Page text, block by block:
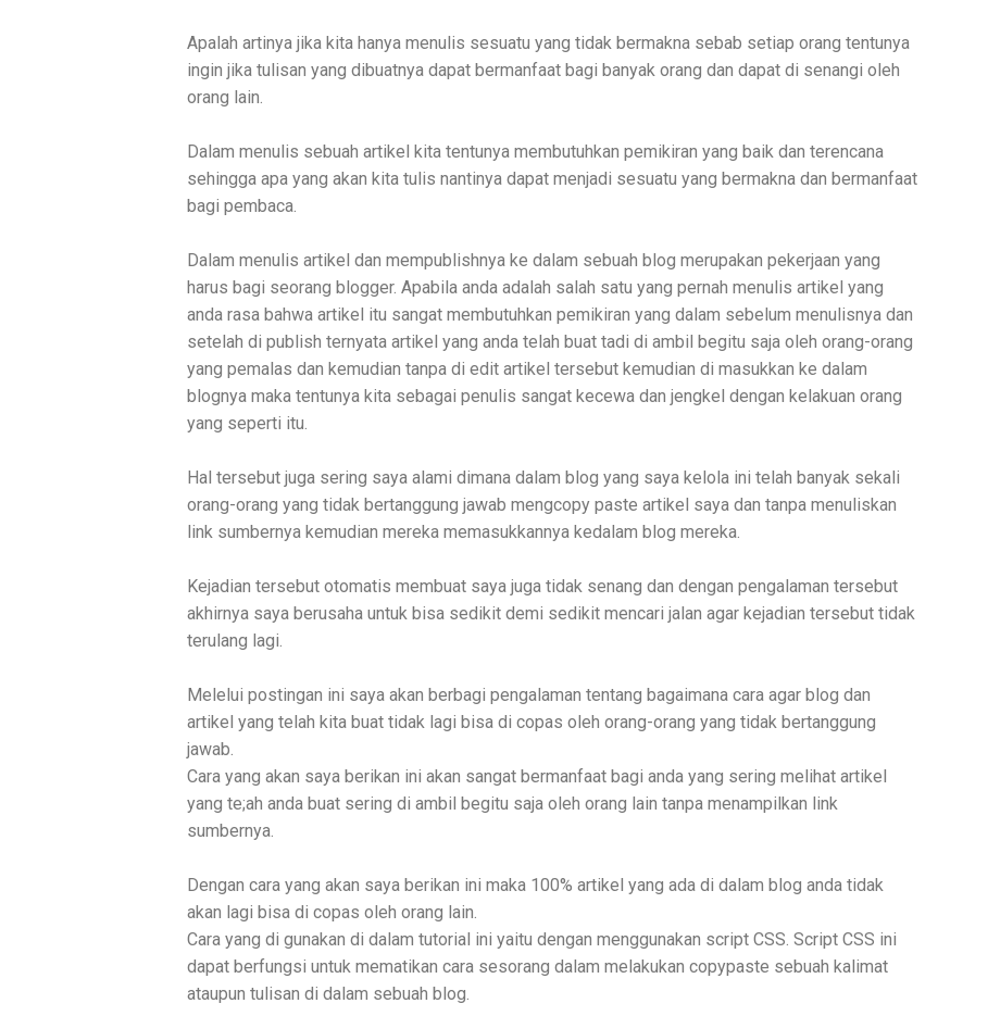
Apalah artinya jika kita hanya menulis sesuatu yang tidak bermakna sebab setiap orang tentunya
ingin jika tulisan yang dibuatnya dapat bermanfaat bagi banyak orang dan dapat di senangi oleh
orang lain.
Dalam menulis sebuah artikel kita tentunya membutuhkan pemikiran yang baik dan terencana
sehingga apa yang akan kita tulis nantinya dapat menjadi sesuatu yang bermakna dan bermanfaat
bagi pembaca.
Dalam menulis artikel dan mempublishnya ke dalam sebuah blog merupakan pekerjaan yang
harus bagi seorang blogger. Apabila anda adalah salah satu yang pernah menulis artikel yang
anda rasa bahwa artikel itu sangat membutuhkan pemikiran yang dalam sebelum menulisnya dan
setelah di publish ternyata artikel yang anda telah buat tadi di ambil begitu saja oleh orang-orang
yang pemalas dan kemudian tanpa di edit artikel tersebut kemudian di masukkan ke dalam
blognya maka tentunya kita sebagai penulis sangat kecewa dan jengkel dengan kelakuan orang
yang seperti itu.
Hal tersebut juga sering saya alami dimana dalam blog yang saya kelola ini telah banyak sekali
orang-orang yang tidak bertanggung jawab mengcopy paste artikel saya dan tanpa menuliskan
link sumbernya kemudian mereka memasukkannya kedalam blog mereka.
Kejadian tersebut otomatis membuat saya juga tidak senang dan dengan pengalaman tersebut
akhirnya saya berusaha untuk bisa sedikit demi sedikit mencari jalan agar kejadian tersebut tidak
terulang lagi.
Melelui postingan ini saya akan berbagi pengalaman tentang bagaimana cara agar blog dan
artikel yang telah kita buat tidak lagi bisa di copas oleh orang-orang yang tidak bertanggung
jawab.
Cara yang akan saya berikan ini akan sangat bermanfaat bagi anda yang sering melihat artikel
yang te;ah anda buat sering di ambil begitu saja oleh orang lain tanpa menampilkan link
sumbernya.
Dengan cara yang akan saya berikan ini maka 100% artikel yang ada di dalam blog anda tidak
akan lagi bisa di copas oleh orang lain.
Cara yang di gunakan di dalam tutorial ini yaitu dengan menggunakan script CSS. Script CSS ini
dapat berfungsi untuk mematikan cara sesorang dalam melakukan copypaste sebuah kalimat
ataupun tulisan di dalam sebuah blog.